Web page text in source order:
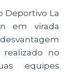
Deportivo La
em virada
no
equipes